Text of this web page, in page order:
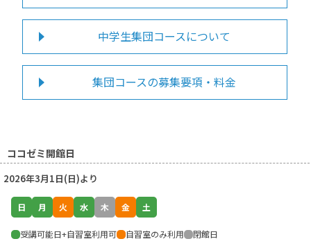
中学生集団コースについて
集団コースの募集要項・料金
ココゼミ開館日
2026年3月1日(日)より
日 月 火 水 木 金 土
受講可能日+自習室利用可 自習室のみ利用 閉館日